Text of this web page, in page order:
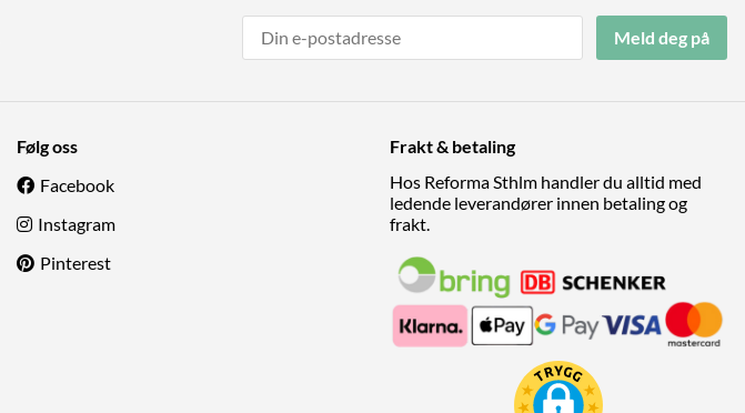
Meld deg på
Følg oss
Facebook
Instagram
Pinterest
Frakt & betaling
Hos Reforma Sthlm handler du alltid med
ledende leverandører innen betaling og
frakt.